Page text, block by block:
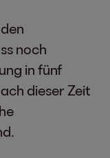
noch
in fünf
dieser Zeit